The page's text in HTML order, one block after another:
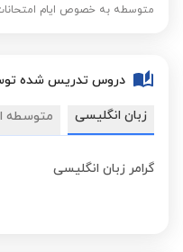
متوسطه به خصوص ایام
دروس تدریس شده
زبان انگلیسی متوسطه
گرامر زبان انگلیسی